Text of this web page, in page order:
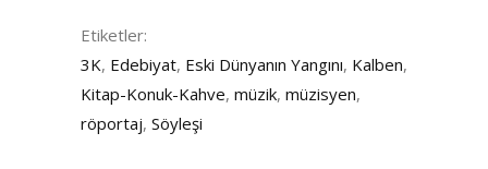
Etiketler:
3K, Edebiyat, Eski Dünyanın Yangını, Kalben,
Kitap-Konuk-Kahve, müzik, müzisyen,
röportaj, Söyleşi